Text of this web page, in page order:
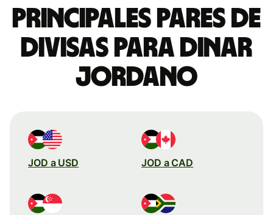
Principales pares de
divisas para dinar
jordano
JOD a USD JOD a CAD